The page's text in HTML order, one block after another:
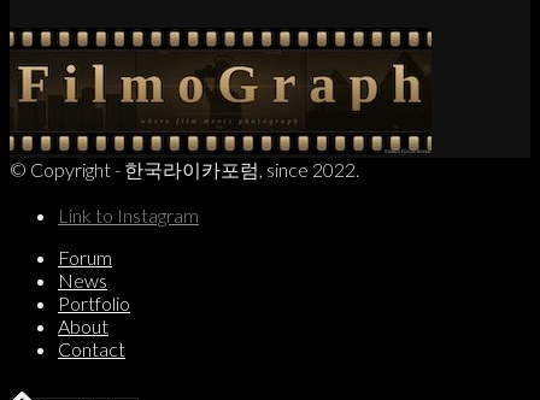
© Copyright - 한국라이카포럼, since 2022.
Link to Instagram
Forum
News
Portfolio
About
Contact